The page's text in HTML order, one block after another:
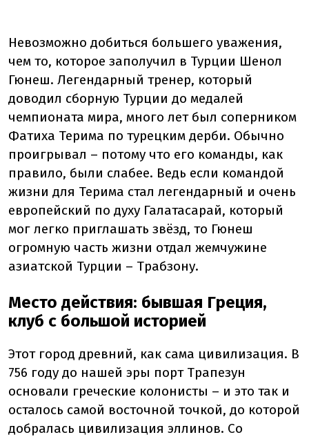
Невозможно добиться большего уважения,
чем то, которое заполучил в Турции Шенол
Гюнеш. Легендарный тренер, который
доводил сборную Турции до медалей
чемпионата мира, много лет был соперником
Фатиха Терима по турецким дерби. Обычно
проигрывал – потому что его команды, как
правило, были слабее. Ведь если командой
жизни для Терима стал легендарный и очень
европейский по духу Галатасарай, который
мог легко приглашать звёзд, то Гюнеш
огромную часть жизни отдал жемчужине
азиатской Турции – Трабзону.
Место действия: бывшая Греция,
клуб с большой историей
Этот город древний, как сама цивилизация. В
756 году до нашей эры порт Трапезун
основали греческие колонисты – и это так и
осталось самой восточной точкой, до которой
добралась цивилизация эллинов. Со